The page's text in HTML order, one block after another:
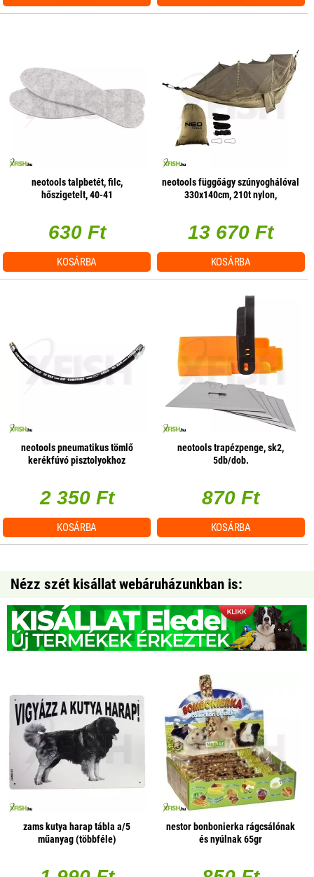
neotools talpbetét, filc,
hőszigetelt, 40-41
630 Ft
KOSÁRBA
neotools függőágy szúnyoghálóval
330x140cm, 210t nylon,
13 670 Ft
KOSÁRBA
neotools pneumatikus tömlő
kerékfúvó pisztolyokhoz
2 350 Ft
KOSÁRBA
neotools trapézpenge, sk2,
5db/dob.
870 Ft
KOSÁRBA
Nézz szét kisállat webáruházunkban is:
zams kutya harap tábla a/5
műanyag (többféle)
nestor bonbonierka rágcsálónak
és nyúlnak 65gr